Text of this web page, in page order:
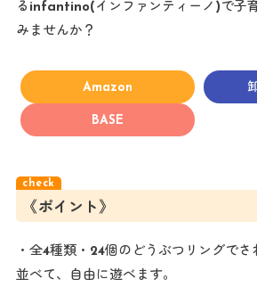
るinfantino(インファンティーノ)で子
みませんか？
Amazon
BASE
《ポイント》
・全4種類・24個のどうぶつリングでさ
並べて、自由に遊べます。